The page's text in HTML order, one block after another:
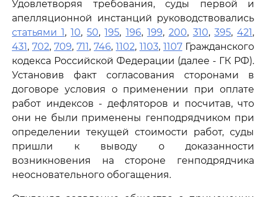
Удовлетворяя требования, суды первой и
апелляционной инстанций руководствовались
статьями 1,10,50,195, 196, 199, 200, 310, 395,421,
431, 702, 709, 711, 746, 1102, 1103, 1107 Гражданского
кодекса Российской Федерации (далее - ГК РФ).
Установив факт согласования сторонами в
договоре условия о применении при оплате
работ индексов - дефляторов и посчитав, что
они не были применены генподрядчиком при
определении текущей стоимости работ, суды
пришли к выводу о доказанности
возникновения на стороне генподрядчика
неосновательного обогащения.